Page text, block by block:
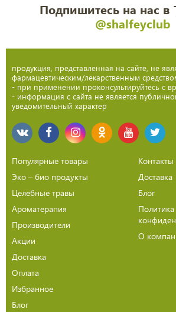
Подпишитесь на нас в
@shalfeyclub
продукция, представленная на сайте, не
фармацевтическим/лекарственным
- при применении проконсультируйтесь с
- информация с сайта не является
уведомительный характер
Популярные товары
Эко – био продукты
Целебные травы
Ароматерапия
Производители
Акции
Доставка
Оплата
Избранное
Блог
Контакты
Доставка
Блог
Политика
О